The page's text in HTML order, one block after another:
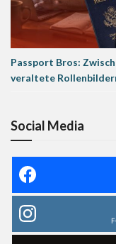
Passport Bros:
veraltete
Social Media